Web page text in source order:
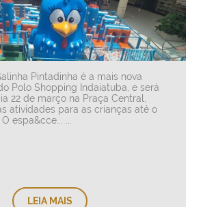
CONTATO
Pintadinha é a mais nova
Polo Shopping Indaiatuba, e será
22 de março na Praça Central,
atividades para as crianças até o
espa&cce... ...
LEIA MAIS